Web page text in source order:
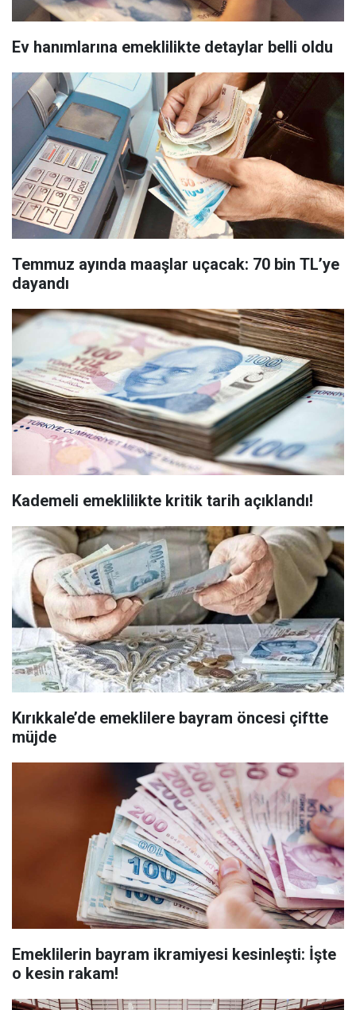
Ev hanımlarına emeklilikte detaylar belli oldu
Temmuz ayında maaşlar uçacak: 70 bin TL’ye
dayandı
Kademeli emeklilikte kritik tarih açıklandı!
Kırıkkale’de emeklilere bayram öncesi çiftte
müjde
Emeklilerin bayram ikramiyesi kesinleşti: İşte
o kesin rakam!